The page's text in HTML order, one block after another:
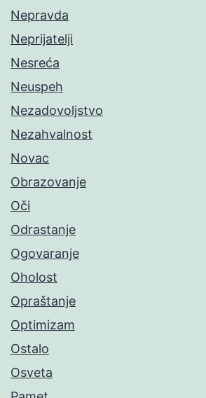
Nepravda
Neprijatelji
Nesreća
Neuspeh
Nezadovoljstvo
Nezahvalnost
Novac
Obrazovanje
Oči
Odrastanje
Ogovaranje
Oholost
Opraštanje
Optimizam
Ostalo
Osveta